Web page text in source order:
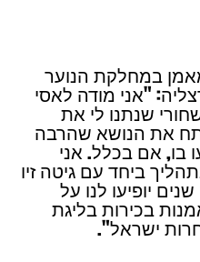
במחלקת הנוער
"אני מודה לאסי
שנתנו לי את
את הנושא שהרבה
בו, אם בכלל. אני
ביחד עם גיטה זיו
יופיעו לנו על
בכירות בליגת
ישראל".